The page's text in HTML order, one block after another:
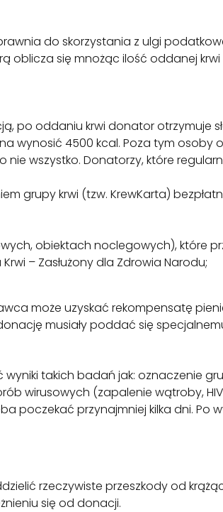
do skorzystania z ulgi
się mnożąc ilość oddanej krwi
po oddaniu krwi donator otrzymuje
wynosić 4500 kcal. Poza tym
wszystko. Donatorzy, które
grupy krwi (tzw. KrewKarta)
obiektach noclegowych), które
– Zasłużony dla Zdrowia Narodu;
może uzyskać rekompensatę
musiały poddać się
takich badań jak: oznaczenie
wirusowych (zapalenie wątroby,
poczekać przynajmniej kilka dni. Po
rzeczywiste przeszkody od
się od donacji.